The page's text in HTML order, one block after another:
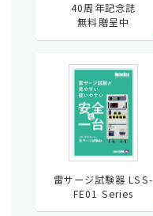
40周年記念誌
無料贈呈中
雷サージ試験器 LSS-
FE01 Series